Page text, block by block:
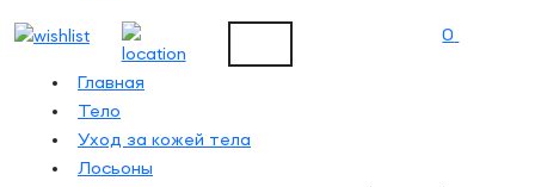
0
Главная
Тело
Уход за кожей тела
Лосьоны